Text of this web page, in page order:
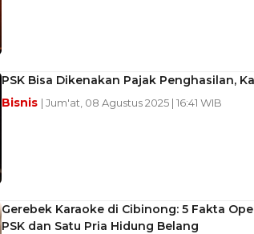
PSK Bisa Dikenakan Pajak Penghasilan,
Bisnis | Jum'at, 08 Agustus 2025 | 16:41 WIB
Gerebek Karaoke di Cibinong: 5 Fakta
PSK dan Satu Pria Hidung Belang